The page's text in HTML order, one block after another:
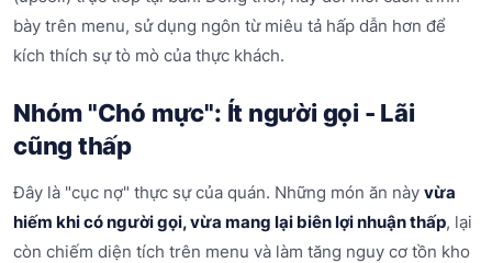
bày trên menu, sử dụng ngôn từ miêu tả hấp dẫn hơn để
kích thích sự tò mò của thực khách.
Nhóm "Chó mực": Ít người gọi - Lãi
cũng thấp
Đây là "cục nợ" thực sự của quán. Những món ăn này vừa
hiếm khi có người gọi, vừa mang lại biên lợi nhuận thấp, lại
còn chiếm diện tích trên menu và làm tăng nguy cơ tồn kho